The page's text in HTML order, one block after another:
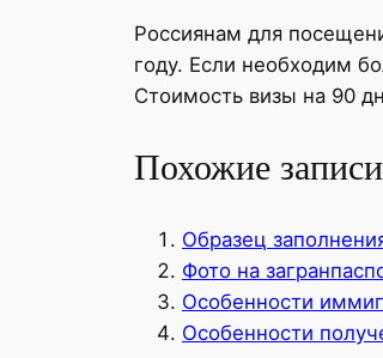
Россиянам для
году. Если необходим
Стоимость визы на 90
Похожие
Образец
Фото на
Особенности
Особенности